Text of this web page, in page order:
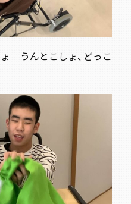
ょ うんとこしょ、どっこ